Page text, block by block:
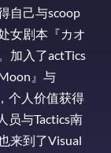
自己与scoop
女剧本『カオ
加入了actTics
』与
个人价值获得
员与Tactics南
来到了Visual